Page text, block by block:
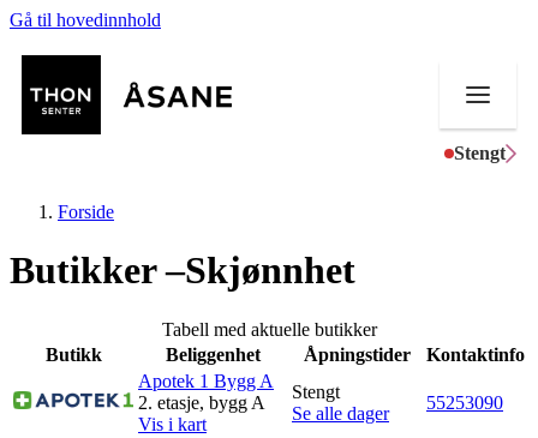
Gå til hovedinnhold
Stengt
Mat og drikke
Forside
Butikker –Skjønnhet
Tabell med aktuelle butikker
Butikk
Beliggenhet Åpningstider
Kontaktinfo
Apotek 1 Bygg A
2. etasje, bygg A
Vis i kart
Stengt
Se alle dager
55253090